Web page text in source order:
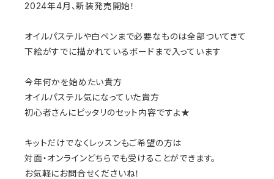
2024年4月、新装発売開始！
オイルパステルや白ペンまで必要なものは全部ついてきて
下絵がすでに描かれているボードまで入っています
今年何かを始めたい貴方
オイルパステル気になっていた貴方
初心者さんにピッタリのセット内容ですよ★
キットだけでなくレッスンもご希望の方は
対面・オンラインどちらでも受けることができます。
お気軽にお問合せくださいね！